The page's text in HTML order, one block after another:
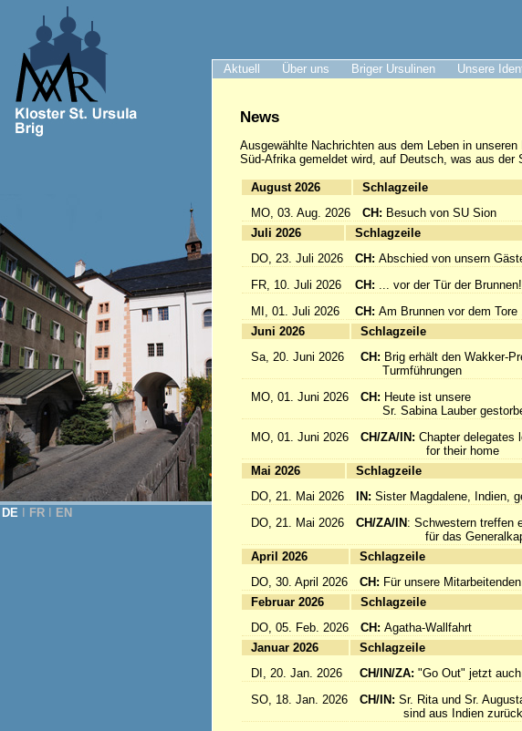
Aktuell Über uns Briger Ursulinen Unsere
DE FR EN
News
Ausgewählte Nachrichten aus dem Leben in
Süd-Afrika gemeldet wird, auf Deutsch, was aus der
August 2026
MO, 03. Aug. 2026
CH: Besuch von SU Sion
Juli 2026
DO, 23. Juli 2026
CH: Abschied von unsern
FR, 10. Juli 2026
CH: ... vor der Tür der Brunnen!
MI, 01. Juli 2026
CH: Am Brunnen vor dem Tore
Juni 2026
Sa, 20. Juni 2026
CH: Brig erhält den Wakker-
Turmführungen
MO, 01. Juni 2026 CH: Heute ist unsere
Sr. Sabina Lauber
MO, 01. Juni 2026 CH/ZA/IN: Chapter delegates
for their home
Mai 2026
DO, 21. Mai 2026
IN: Sister Magdalene, Indien,
DO, 21. Mai 2026
CH/ZA/IN : Schwestern treffen
für das
April 2026
DO, 30. April 2026
CH: Für unsere Mitarbeitenden
Februar 2026
DO, 05. Feb. 2026
CH: Agatha-Wallfahrt
Januar 2026
DI, 20. Jan. 2026
CH/IN/ZA: "Go Out" jetzt
SO, 18. Jan. 2026
CH/IN: Sr. Rita und Sr.
sind aus Indien zurück